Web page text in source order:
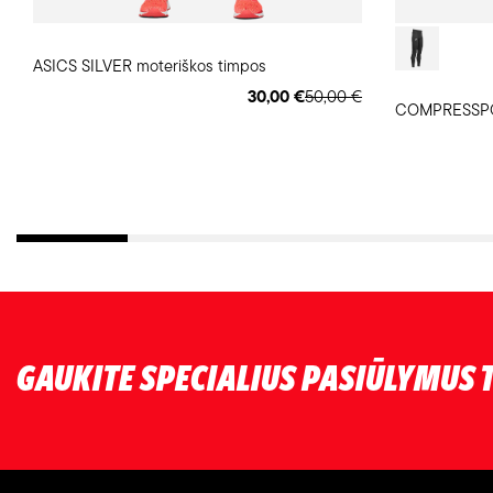
ASICS SILVER moteriškos timpos
50,00 €
30,00 €
GAUKITE SPECIALIUS PASIŪLYMUS